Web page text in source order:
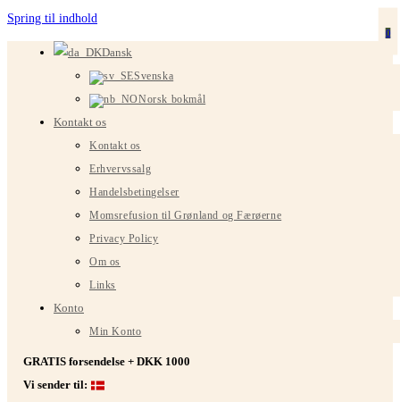
Spring til indhold
Dansk
Svenska
Norsk bokmål
Kontakt os
Kontakt os
Erhvervssalg
Handelsbetingelser
Momsrefusion til Grønland og Færøerne
Privacy Policy
Om os
Links
Konto
Min Konto
GRATIS forsendelse + DKK 1000
Vi sender til:
0